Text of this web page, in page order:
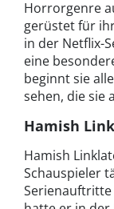
Horrorgenre
gerüstet für
in der Netflix-
eine
beginnt sie
sehen, die sie
Hamish
Hamish
Schauspieler
Serienauftritte